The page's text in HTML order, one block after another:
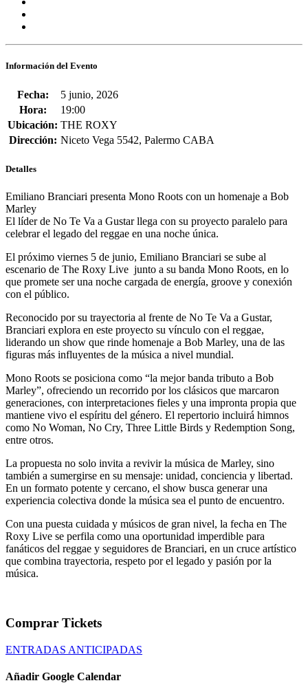
Información del Evento
Fecha:
5 junio, 2026
Hora:
19:00
Ubicación: THE ROXY
Dirección: Niceto Vega 5542, Palermo CABA
Detalles
Emiliano Branciari presenta Mono Roots con un homenaje a Bob
Marley
El líder de No Te Va a Gustarllega con su proyecto paralelo para
celebrar el legado del reggae en una noche única.
El próximo viernes 5 de junio, Emiliano Branciari se sube al
escenario de The Roxy Live junto a su banda Mono Roots, en lo
que promete ser una noche cargada de energía, groove y conexión
con el público.
Reconocido por su trayectoria al frente de No Te Va a Gustar,
Branciari explora en este proyecto su vínculo con el reggae,
liderando un show que rinde homenaje a Bob Marley, una de las
figuras más influyentes de la música a nivel mundial.
Mono Roots se posiciona como “la mejor banda tributo a Bob
Marley”, ofreciendo un recorrido por los clásicos que marcaron
generaciones, con interpretaciones fieles y una impronta propia que
mantiene vivo el espíritu del género. El repertorio incluirá himnos
como No Woman, No Cry, Three Little Birds y Redemption Song,
entre otros.
La propuesta no solo invita a revivir la música de Marley, sino
también a sumergirse en su mensaje: unidad, conciencia y libertad.
En un formato potente y cercano, el show busca generar una
experiencia colectiva donde la música sea el punto de encuentro.
Con una puesta cuidada y músicos de gran nivel, la fecha en The
Roxy Live se perfila como una oportunidad imperdible para
fanáticos del reggae y seguidores de Branciari, en un cruce artístico
que combina trayectoria, respeto por el legado y pasión por la
música.
Comprar Tickets
ENTRADAS ANTICIPADAS
Añadir Google Calendar